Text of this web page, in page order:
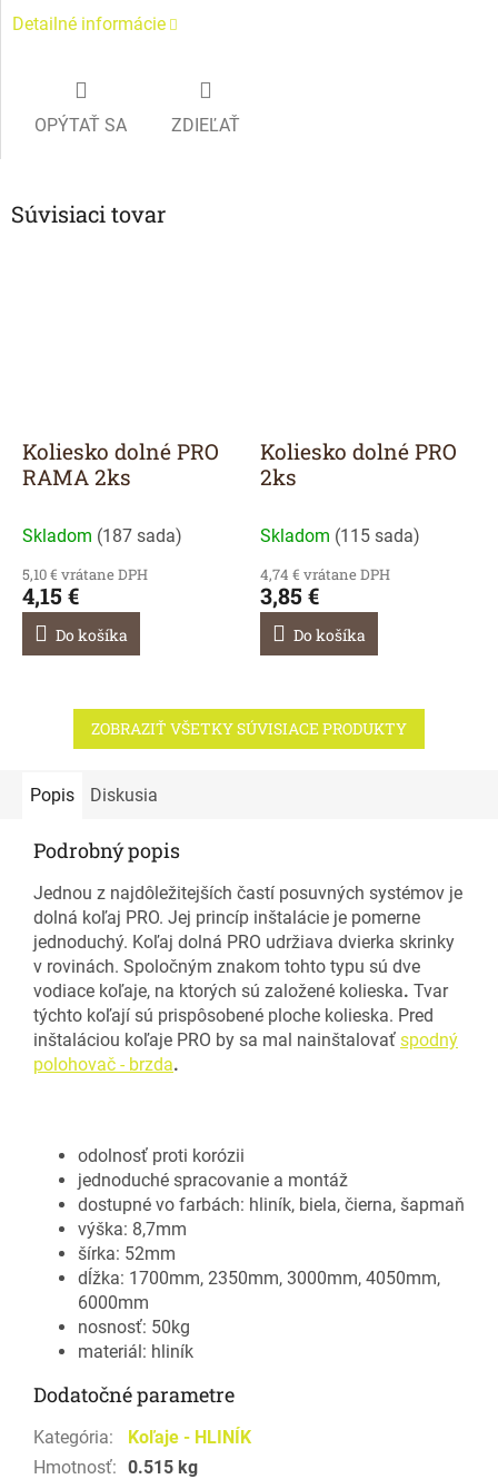
Detailné informácie
OPÝTAŤ SA ZDIEĽAŤ
Súvisiaci tovar
Koliesko dolné PRO
RAMA 2ks
Skladom (187 sada)
5,10 € vrátane DPH
4,15 €
Do košíka
Koliesko dolné PRO
2ks
Skladom (115 sada)
4,74 € vrátane DPH
3,85 €
Do košíka
ZOBRAZIŤ VŠETKY SÚVISIACE PRODUKTY
Popis Diskusia
Podrobný popis
Jednou z najdôležitejších častí posuvných systémov je
dolná koľaj PRO. Jej princíp inštalácie je pomerne
jednoduchý. Koľaj dolná PRO udržiava dvierka skrinky
v rovinách. Spoločným znakom tohto typu sú dve
vodiace koľaje, na ktorých sú založené kolieska. Tvar
týchto koľají sú prispôsobené ploche kolieska. Pred
inštaláciou koľaje PRO by sa mal nainštalovať spodný
polohovač - brzda.
odolnosť proti korózii
jednoduché spracovanie a montáž
dostupné vo farbách: hliník, biela, čierna, šapmaň
výška: 8,7mm
šírka: 52mm
dĺžka: 1700mm, 2350mm, 3000mm, 4050mm,
6000mm
nosnosť: 50kg
materiál: hliník
Dodatočné parametre
Kategória:
Koľaje - HLINÍK
Hmotnosť: 0.515 kg